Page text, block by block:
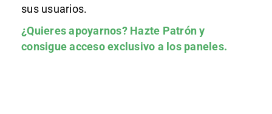
sus usuarios.
¿Quieres apoyarnos? Hazte Patróny
consigue acceso exclusivo a los paneles.